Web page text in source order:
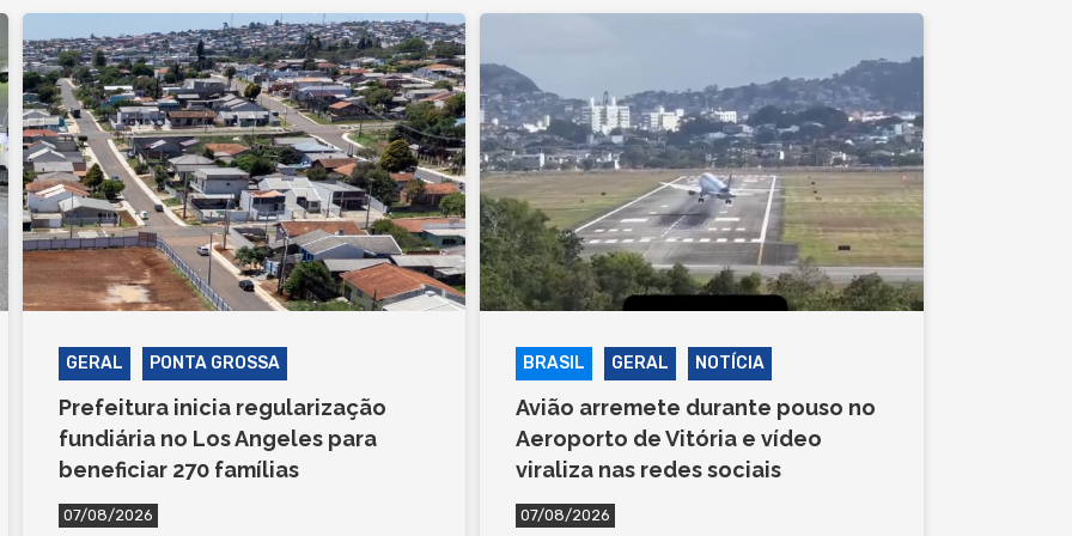
GERAL PONTA GROSSA
Prefeitura inicia regularização
fundiária no Los Angeles para
beneficiar 270 famílias
07/08/2026
BRASIL GERAL NOTÍCIA
Avião arremete durante pouso no
Aeroporto de Vitória e vídeo
viraliza nas redes sociais
07/08/2026